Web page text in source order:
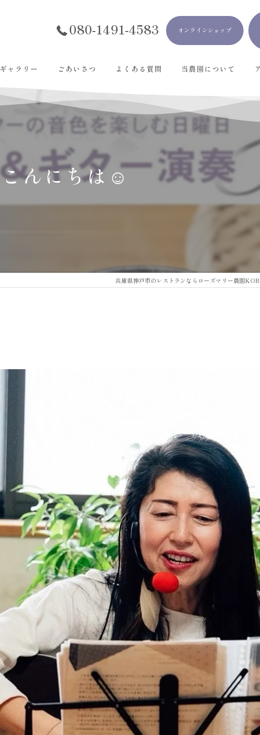
080-1491-4583 オンラインショップ
ギャラリー ごあいさつ よくある質問 当農園について
酵素加工食品
ハーブ加工製品
ランチ営業
こんにちは☺️
兵庫県神戸市のレストランならローズマリー農園